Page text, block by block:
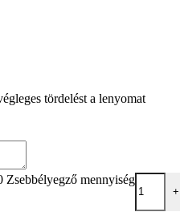
tördelést a lenyomat
Zsebbélyegző mennyiség
+